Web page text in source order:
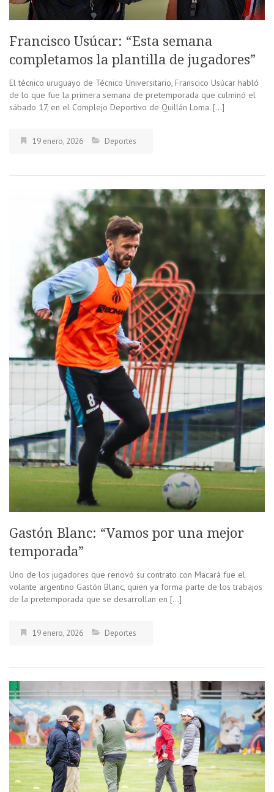
Francisco Usúcar: “Esta semana
completamos la plantilla de jugadores”
El técnico uruguayo de Técnico Universitario, Franscico Usúcar habló
de lo que fue la primera semana de pretemporada que culminó el
sábado 17, en el Complejo Deportivo de Quillán Loma. […]
19 enero, 2026 Deportes
Gastón Blanc: “Vamos por una mejor
temporada”
Uno de los jugadores que renovó su contrato con Macará fue el
volante argentino Gastón Blanc, quien ya forma parte de los trabajos
de la pretemporada que se desarrollan en […]
19 enero, 2026 Deportes